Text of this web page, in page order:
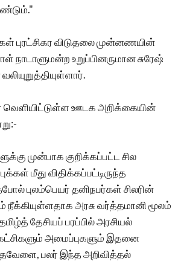
புரட்சிகர விடுதலை முன்னணயின்
நாடாளுமன்ற உறுப்பினருமான சுரேஷ்
வெளியிட்டுள்ள ஊடக அறிக்கையின்
முன்பாக குறிக்கப்பட்ட சில
மீது விதிக்கப்பட்டிருந்த
புலம்பெயர் தனிநபர்கள் சிலரின்
அரசு வர்த்தமானி மூலம்
தேசியப் பரப்பில் அரசியல்
அமைப்புகளும் இதனை
பலர் இந்த அறிவித்தல்